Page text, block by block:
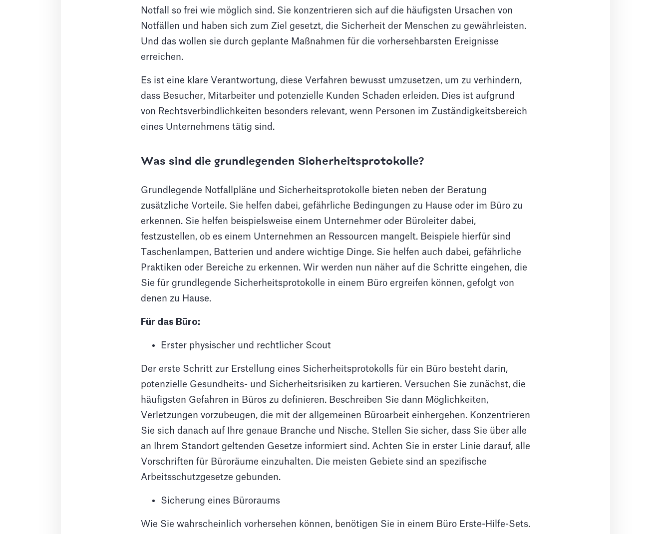
Notfall so frei wie möglich sind. Sie konzentrieren sich auf die häufigsten Ursachen von
Notfällen und haben sich zum Ziel gesetzt, die Sicherheit der Menschen zu gewährleisten.
Und das wollen sie durch geplante Maßnahmen für die vorhersehbarsten Ereignisse
erreichen.
Es ist eine klare Verantwortung, diese Verfahren bewusst umzusetzen, um zu verhindern,
dass Besucher, Mitarbeiter und potenzielle Kunden Schaden erleiden. Dies ist aufgrund
von Rechtsverbindlichkeiten besonders relevant, wenn Personen im Zuständigkeitsbereich
eines Unternehmens tätig sind.
Was sind die grundlegenden Sicherheitsprotokolle?
Grundlegende Notfallpläne und Sicherheitsprotokolle bieten neben der Beratung
zusätzliche Vorteile. Sie helfen dabei, gefährliche Bedingungen zu Hause oder im Büro zu
erkennen. Sie helfen beispielsweise einem Unternehmer oder Büroleiter dabei,
festzustellen, ob es einem Unternehmen an Ressourcen mangelt. Beispiele hierfür sind
Taschenlampen, Batterien und andere wichtige Dinge. Sie helfen auch dabei, gefährliche
Praktiken oder Bereiche zu erkennen. Wir werden nun näher auf die Schritte eingehen, die
Sie für grundlegende Sicherheitsprotokolle in einem Büro ergreifen können, gefolgt von
denen zu Hause.
Für das Büro:
Erster physischer und rechtlicher Scout
Der erste Schritt zur Erstellung eines Sicherheitsprotokolls für ein Büro besteht darin,
potenzielle Gesundheits- und Sicherheitsrisiken zu kartieren. Versuchen Sie zunächst, die
häufigsten Gefahren in Büros zu definieren. Beschreiben Sie dann Möglichkeiten,
Verletzungen vorzubeugen, die mit der allgemeinen Büroarbeit einhergehen. Konzentrieren
Sie sich danach auf Ihre genaue Branche und Nische. Stellen Sie sicher, dass Sie über alle
an Ihrem Standort geltenden Gesetze informiert sind. Achten Sie in erster Linie darauf, alle
Vorschriften für Büroräume einzuhalten. Die meisten Gebiete sind an spezifische
Arbeitsschutzgesetze gebunden.
Sicherung eines Büroraums
Wie Sie wahrscheinlich vorhersehen können, benötigen Sie in einem Büro Erste-Hilfe-Sets.